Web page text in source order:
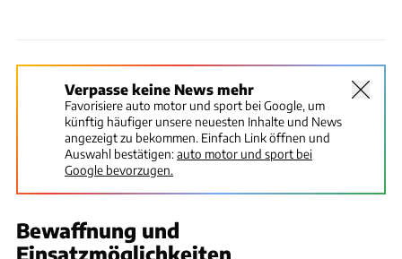
Verpasse keine News mehr
Favorisiere auto motor und sport bei Google, um
künftig häufiger unsere neuesten Inhalte und News
angezeigt zu bekommen. Einfach Link öffnen und
Auswahl bestätigen:auto motor und sport bei
Google bevorzugen.
Bewaffnung und
Einsatzmöglichkeiten